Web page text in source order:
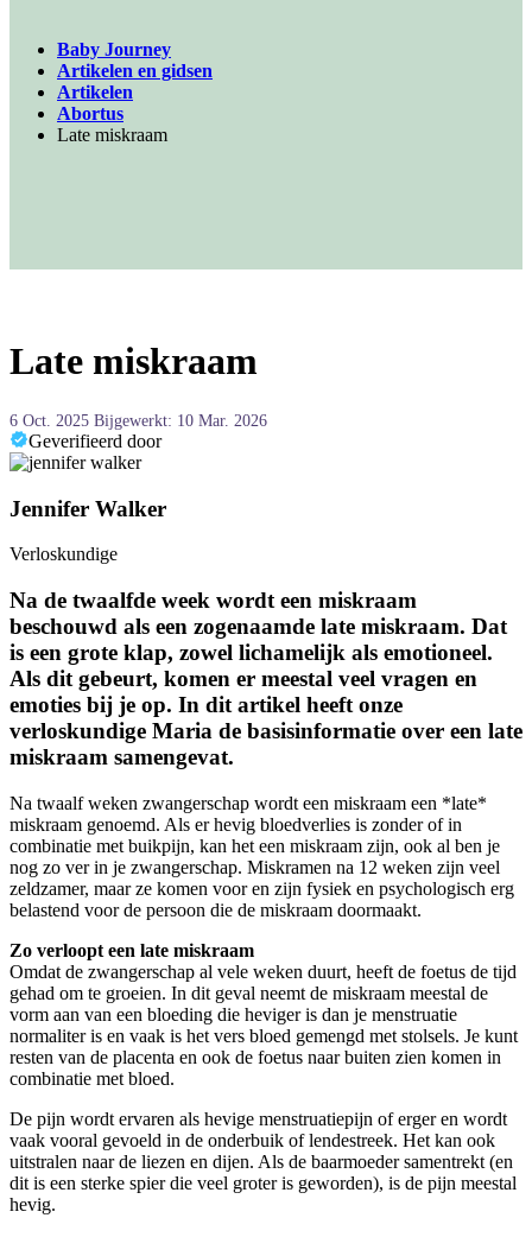
Baby Journey
Artikelen en gidsen
Artikelen
Abortus
Late miskraam
Late miskraam
6 Oct. 2025 Bijgewerkt: 10 Mar. 2026
Geverifieerd door
Jennifer Walker
Verloskundige
Na de twaalfde week wordt een miskraam
beschouwd als een zogenaamde late miskraam. Dat
is een grote klap, zowel lichamelijk als emotioneel.
Als dit gebeurt, komen er meestal veel vragen en
emoties bij je op. In dit artikel heeft onze
verloskundige Maria de basisinformatie over een late
miskraam samengevat.
Na twaalf weken zwangerschap wordt een miskraam een *late*
miskraam genoemd. Als er hevig bloedverlies is zonder of in
combinatie met buikpijn, kan het een miskraam zijn, ook al ben je
nog zo ver in je zwangerschap. Miskramen na 12 weken zijn veel
zeldzamer, maar ze komen voor en zijn fysiek en psychologisch erg
belastend voor de persoon die de miskraam doormaakt.
Zo verloopt een late miskraam
Omdat de zwangerschap al vele weken duurt, heeft de foetus de tijd
gehad om te groeien. In dit geval neemt de miskraam meestal de
vorm aan van een bloeding die heviger is dan je menstruatie
normaliter is en vaak is het vers bloed gemengd met stolsels. Je kunt
resten van de placenta en ook de foetus naar buiten zien komen in
combinatie met bloed.
De pijn wordt ervaren als hevige menstruatiepijn of erger en wordt
vaak vooral gevoeld in de onderbuik of lendestreek. Het kan ook
uitstralen naar de liezen en dijen. Als de baarmoeder samentrekt (en
dit is een sterke spier die veel groter is geworden), is de pijn meestal
hevig.